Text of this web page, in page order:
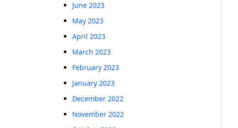
June 2023
May 2023
April 2023
March 2023
February 2023
January 2023
December 2022
November 2022